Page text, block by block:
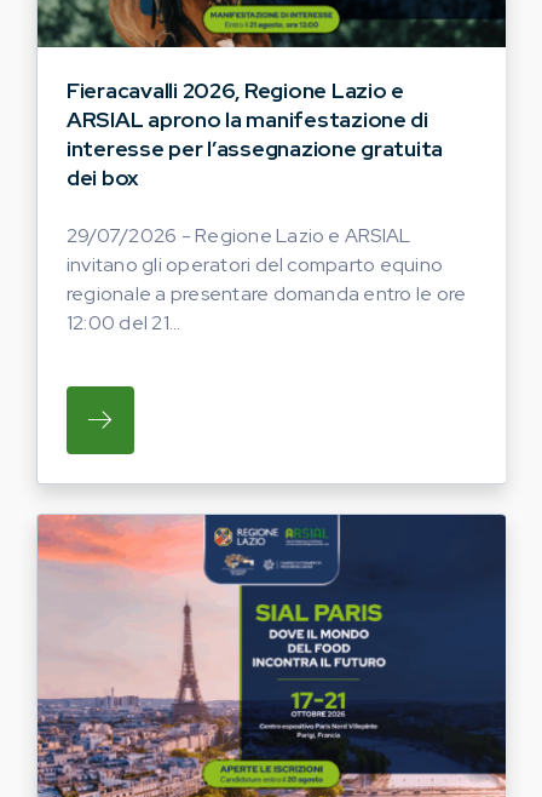
Fieracavalli 2026, Regione Lazio e
ARSIAL aprono la manifestazione di
interesse per l’assegnazione gratuita
dei box
29/07/2026 - Regione Lazio e ARSIAL
invitano gli operatori del comparto equino
regionale a presentare domanda entro le ore
12:00 del 21...
SU REGIONE LAZIO E ARSIAL INVITANO